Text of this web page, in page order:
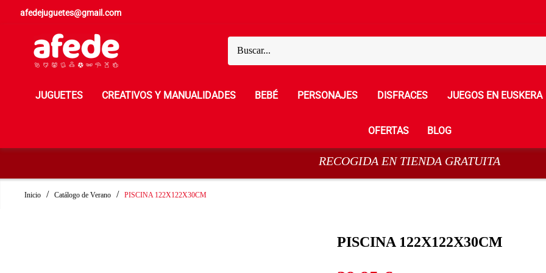
afedejuguetes@gmail.com
JUGUETES CREATIVOS Y MANUALIDADES BEBÉ PERSONAJES DISFRACES JUEGOS EN EUSKERA
OFERTAS BLOG
RECOGIDA EN TIENDA GRATUITA
Inicio Catálogo de Verano PISCINA 122X122X30CM
PISCINA 122X122X30CM